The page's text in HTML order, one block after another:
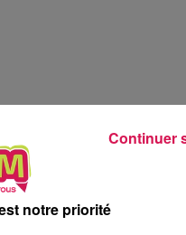
notre priorité
Continuer